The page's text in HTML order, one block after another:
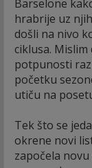
Barselone
hrabrije uz
došli na nivo
ciklusa.
potpunosti
početku
utiču na
Tek što se
okrene novi
započela